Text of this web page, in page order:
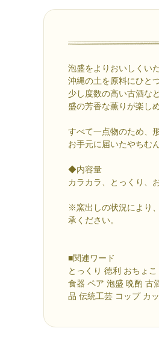
泡盛をよりおいしくい
沖縄の土を原料にひと
少し度数の高い古酒な
盛の芳香な薫りが楽しめ
すべて一点物のため、
お手元に届いたやちむ
◆内容量
カラカラ、とっくり、
※窯出しの状況により
承ください。
■関連ワード
とっくり 徳利 おちょ
食器 ペア 泡盛 晩酌 古
品 伝統工芸 コップ カ